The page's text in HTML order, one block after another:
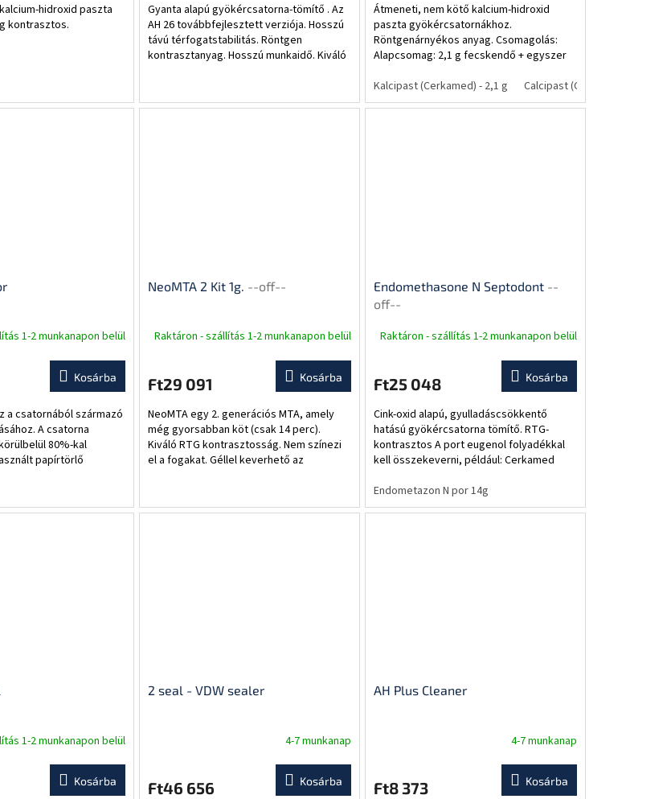
hidroxid paszta
kontrasztos.
Gyanta alapú gyökércsatorna-tömítő . Az
AH 26 továbbfejlesztett verziója. Hosszú
távú térfogatstabilitás. Röntgen
kontrasztanyag. Hosszú munkaidő. Kiváló
Átmeneti, nem kötő kalcium-hidroxid
paszta gyökércsatornákhoz.
Röntgenárnyékos anyag. Csomagolás:
Alapcsomag: 2,1 g fecskendő + egyszer
Óriáscsomag: 4 x 2,1g +...
Kalcipast (Cerkamed) - 2,1 g Calcipast (Cerkamed) 4 x 2,1g
1-2 munkanapon belül
Kosárba
a csatornából származó
A csatorna
80%-kal
papírtörlő
NeoMTA 2 Kit 1g. --off--
Raktáron - szállítás 1-2 munkanapon belül
Ft29 091 Kosárba
NeoMTA egy 2. generációs MTA, amely
még gyorsabban köt (csak 14 perc).
Kiváló RTG kontrasztosság. Nem színezi
el a fogakat. Géllel keverhető az
Endomethasone N Septodont --
off--
Raktáron - szállítás 1-2 munkanapon belül
Ft25 048 Kosárba
Cink-oxid alapú, gyulladáscsökkentő
hatású gyökércsatorna tömítő. RTG-
kontrasztos A port eugenol folyadékkal
kell összekeverni, például: Cerkamed
Endometazon N por 14g
1-2 munkanapon belül
Kosárba
2 seal - VDW sealer
4-7 munkanap
Ft46 656 Kosárba
AH Plus Cleaner
4-7 munkanap
Ft8 373 Kosárba